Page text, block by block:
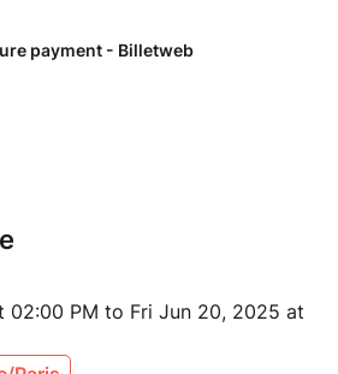
02:00 PM to Fri Jun 20, 2025 at